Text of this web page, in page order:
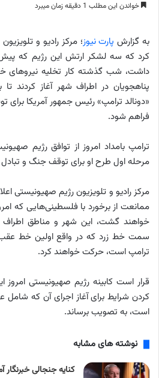
خواندن این مطلب 1 دقیقه زمان میبرد
به گزارش پارت نیوز؛ مرکز رادیو و
کرد که سه لشکر ارتش این رژیم که
داشت، شب گذشته کار تخلیه نیروهای
پناهجویان در اطراف شهر آغاز کردند
«دونالد ترامپ» رئیس جمهور آمریکا برای
فراهم شود.
ترامپ بامداد امروز از توافق رژیم
مرحله اول طرح او برای توقف جنگ و تبادل
مرکز رادیو و تلویزیون رژیم صهیونیستی
ممانعت از برخورد با فلسطینی‌هایی که
خواهند گشت، این شهر و مناطق اطراف
سمت خط زرد که در واقع اولین خط
ترامپ است، حرکت خواهند کرد.
قرار است کابینه رژیم صهیونیستی امروز
کردن شرایط برای آغاز اجرای آن که شامل
است، به تصویب برساند.
نوشته های مشابه
کنایه جنجالی خبرنگار